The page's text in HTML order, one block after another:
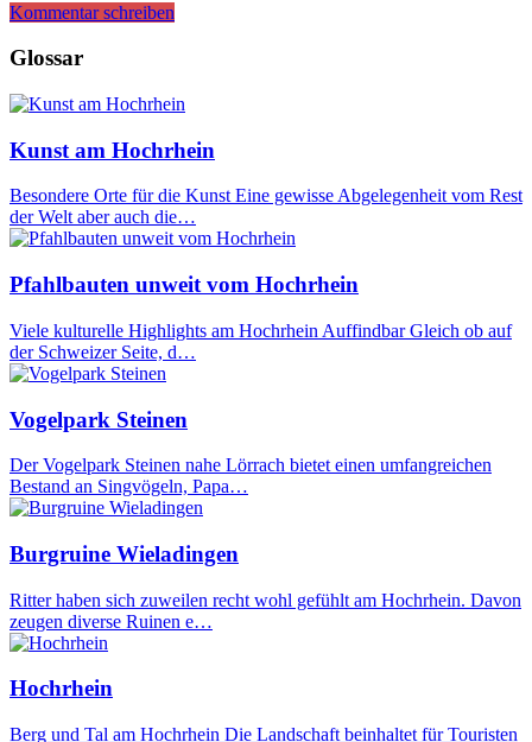
Kommentar schreiben
Glossar
Kunst am Hochrhein
Besondere Orte für die Kunst Eine gewisse Abgelegenheit vom Rest
der Welt aber auch die…
Pfahlbauten unweit vom Hochrhein
Viele kulturelle Highlights am Hochrhein Auffindbar Gleich ob auf
der Schweizer Seite, d…
Vogelpark Steinen
Der Vogelpark Steinen nahe Lörrach bietet einen umfangreichen
Bestand an Singvögeln, Papa…
Burgruine Wieladingen
Ritter haben sich zuweilen recht wohl gefühlt am Hochrhein. Davon
zeugen diverse Ruinen e…
Hochrhein
Berg und Tal am Hochrhein Die Landschaft beinhaltet für Touristen